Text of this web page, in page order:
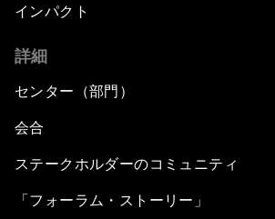
インパクト
詳細
センター（部門）
会合
ステークホルダーのコミュニティ
「フォーラム・ストーリー」